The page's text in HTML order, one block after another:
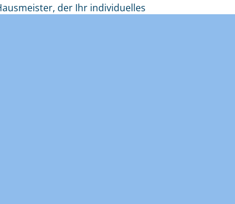
der Ihr individuelles